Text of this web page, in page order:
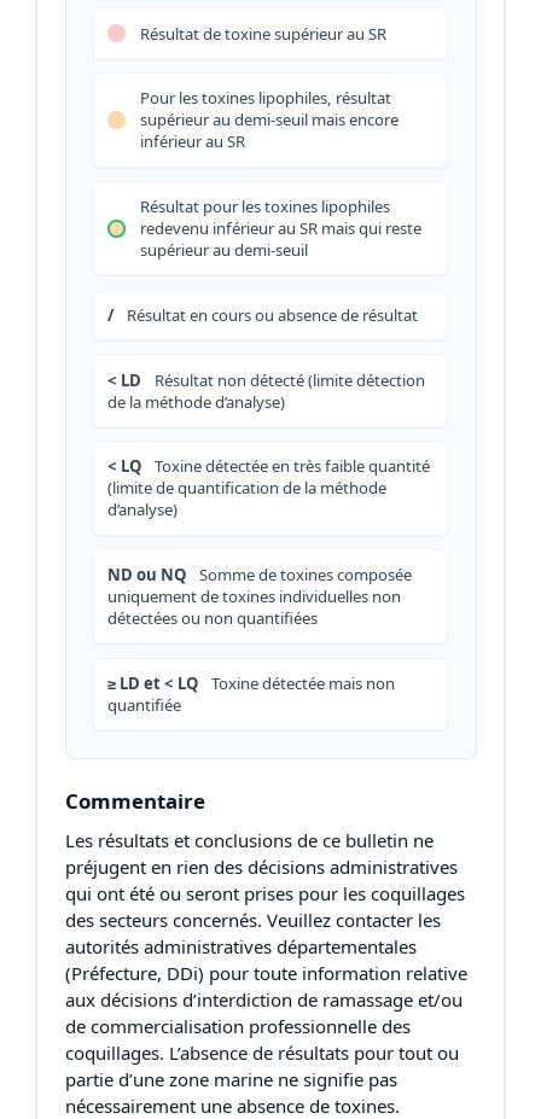
Résultat de toxine supérieur au SR
Pour les toxines lipophiles, résultat
supérieur au demi-seuil mais encore
inférieur au SR
Résultat pour les toxines lipophiles
redevenu inférieur au SR mais qui reste
supérieur au demi-seuil
/ Résultat en cours ou absence de résultat
< LD
Résultat non détecté (limite détection
de la méthode d’analyse)
< LQ
Toxine détectée en très faible quantité
(limite de quantification de la méthode
d’analyse)
ND ou NQ
Somme de toxines composée
uniquement de toxines individuelles non
détectées ou non quantifiées
≥ LD et < LQ
Toxine détectée mais non
quantifiée
Commentaire
Les résultats et conclusions de ce bulletin ne
préjugent en rien des décisions administratives
qui ont été ou seront prises pour les coquillages
des secteurs concernés. Veuillez contacter les
autorités administratives départementales
(Préfecture, DDi) pour toute information relative
aux décisions d’interdiction de ramassage et/ou
de commercialisation professionnelle des
coquillages. L’absence de résultats pour tout ou
partie d’une zone marine ne signifie pas
nécessairement une absence de toxines.